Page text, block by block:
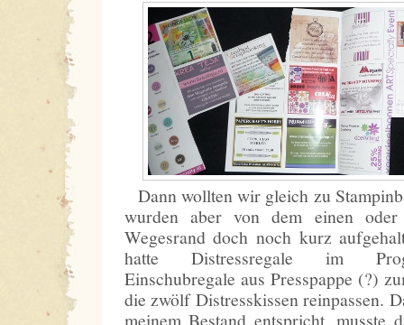
Dann wollten wir gleich zu
wurden aber von dem einen oder
Wegesrand doch noch kurz
hatte Distressregale im
Einschubregale aus Presspappe (?)
die zwölf Distresskissen reinpassen.
meinem Bestand entspricht, musste